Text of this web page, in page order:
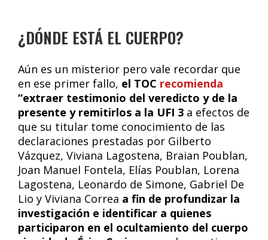
¿DÓNDE ESTÁ EL CUERPO?
Aún es un misterior pero vale recordar que
en ese primer fallo, el TOC recomienda
“extraer testimonio del veredicto y de la
presente y remitirlos a la UFI 3 a efectos de
que su titular tome conocimiento de las
declaraciones prestadas por Gilberto
Vázquez, Viviana Lagostena, Braian Poublan,
Joan Manuel Fontela, Elías Poublan, Lorena
Lagostena, Leonardo de Simone, Gabriel De
Lio y Viviana Correa a fin de profundizar la
investigación e identificar a quienes
participaron en el ocultamiento del cuerpo